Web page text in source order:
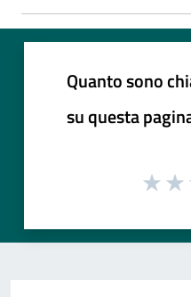
Quanto sono
su questa